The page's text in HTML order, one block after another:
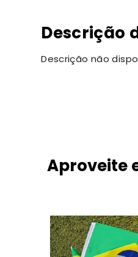
Descrição
Descrição não
Aproveite